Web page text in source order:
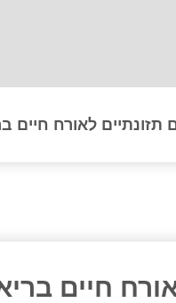
תזונתיים לאורח חיים
חיים